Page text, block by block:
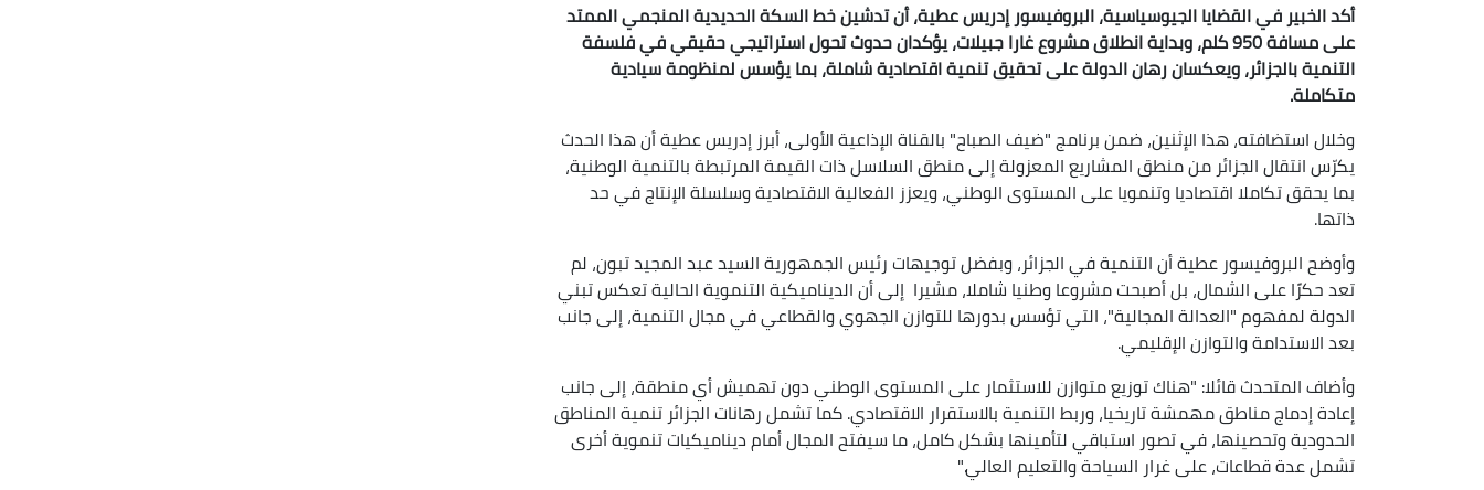
أكد الخبير في القضايا الجيوسياسية، البروفيسور إدريس عطية، أن تدشين خط السكة الحديدية المنجمي الممتد
على مسافة 950 كلم، وبداية انطلاق مشروع غارا جبيلات، يؤكدان حدوث تحول استراتيجي حقيقي في فلسفة
التنمية بالجزائر، ويعكسان رهان الدولة على تحقيق تنمية اقتصادية شاملة، بما يؤسس لمنظومة سيادية
متكاملة.
وخلال استضافته، هذا الإثنين، ضمن برنامج "ضيف الصباح" بالقناة الإذاعية الأولى، أبرز إدريس عطية أن هذا الحدث
يكرّس انتقال الجزائر من منطق المشاريع المعزولة إلى منطق السلاسل ذات القيمة المرتبطة بالتنمية الوطنية،
بما يحقق تكاملا اقتصاديا وتنمويا على المستوى الوطني، ويعزز الفعالية الاقتصادية وسلسلة الإنتاج في حد
ذاتها.
وأوضح البروفيسور عطية أن التنمية في الجزائر، وبفضل توجيهات رئيس الجمهورية السيد عبد المجيد تبون، لم
تعد حكرًا على الشمال، بل أصبحت مشروعا وطنيا شاملا، مشيرا إلى أن الديناميكية التنموية الحالية تعكس تبني
الدولة لمفهوم "العدالة المجالية"، التي تؤسس بدورها للتوازن الجهوي والقطاعي في مجال التنمية، إلى جانب
بعد الاستدامة والتوازن الإقليمي.
وأضاف المتحدث قائلا: "هناك توزيع متوازن للاستثمار على المستوى الوطني دون تهميش أي منطقة، إلى جانب
إعادة إدماج مناطق مهمشة تاريخيا، وربط التنمية بالاستقرار الاقتصادي. كما تشمل رهانات الجزائر تنمية المناطق
الحدودية وتحصينها، في تصور استباقي لتأمينها بشكل كامل، ما سيفتح المجال أمام ديناميكيات تنموية أخرى
تشمل عدة قطاعات، على غرار السياحة والتعليم العالي."